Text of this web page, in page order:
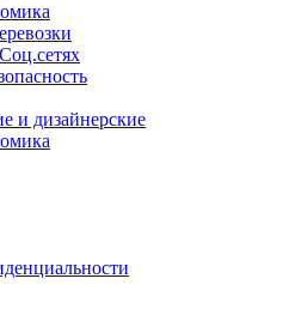
и дизайнерские